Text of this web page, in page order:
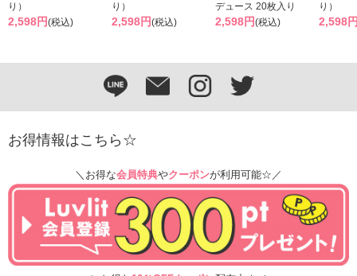
り）
2,598円(税込)
り）
2,598円(税込)
デュース 20枚入り
2,598円(税込)
り）
2,598
お得情報はこちら☆
＼お得な会員特典やクーポンが利用可能☆／